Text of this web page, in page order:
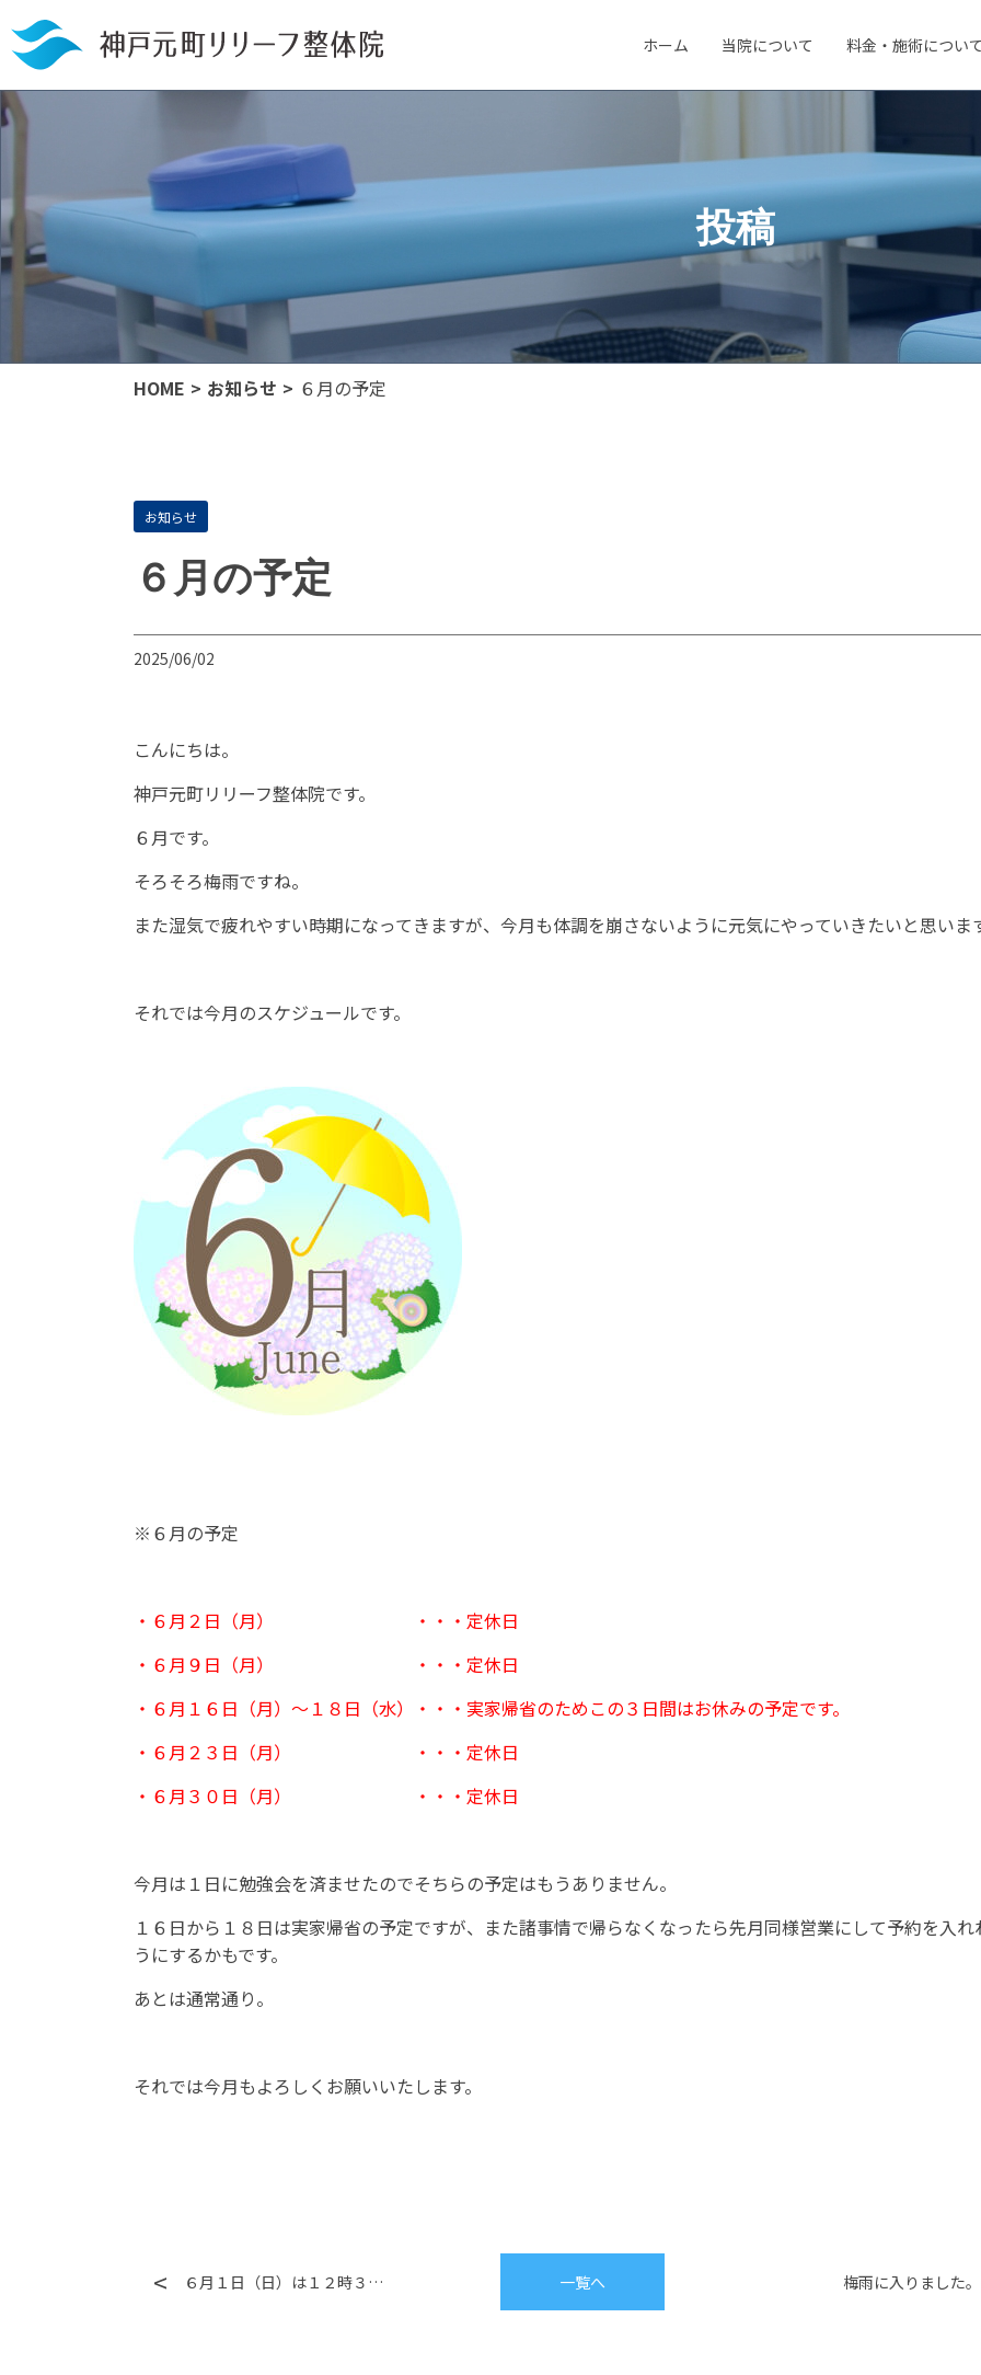
ホーム 当院について 料金・施術につい
投稿
HOME お知らせ ６月の予定
お知らせ
６月の予定
2025/06/02
こんにちは。
神戸元町リリーフ整体院です。
６月です。
そろそろ梅雨ですね。
また湿気で疲れやすい時期になってきますが、今月も体調を崩さないように元気にやっていきたいと思いま
それでは今月のスケジュールです。
※６月の予定
・６月２日（月） ・・・定休日
・６月９日（月） ・・・定休日
・６月１６日（月）～１８日（水）
・・・実家帰省のためこの３日間はお休みの予定です。
・６月２３日（月） ・・・定休日
・６月３０日（月） ・・・定休日
今月は１日に勉強会を済ませたのでそちらの予定はもうありません。
１６日から１８日は実家帰省の予定ですが、また諸事情で帰らなくなったら先月同様営業にして予約を入れ
うにするかもです。
あとは通常通り。
それでは今月もよろしくお願いいたします。
６月１日（日）は１２時３… 一覧へ 梅雨に入りました。